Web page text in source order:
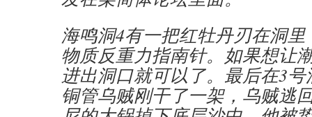
海鸣洞4有一把红牡丹刃在洞
物质反重力指南针。如果想让
进出洞口就可以了。最后在3
铜管乌贼刚干了一架，乌贼逃